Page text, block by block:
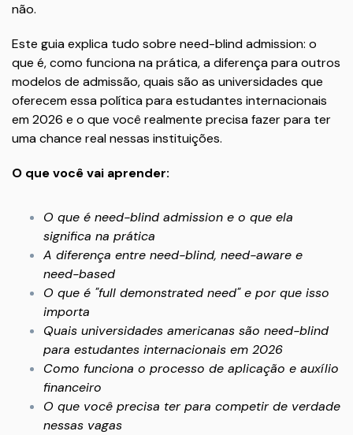
não.
Este guia explica tudo sobre need-blind admission: o
que é, como funciona na prática, a diferença para outros
modelos de admissão, quais são as universidades que
oferecem essa política para estudantes internacionais
em 2026 e o que você realmente precisa fazer para ter
uma chance real nessas instituições.
O que você vai aprender:
O que é need-blind admission e o que ela
significa na prática
A diferença entre need-blind, need-aware e
need-based
O que é "full demonstrated need" e por que isso
importa
Quais universidades americanas são need-blind
para estudantes internacionais em 2026
Como funciona o processo de aplicação e auxílio
financeiro
O que você precisa ter para competir de verdade
nessas vagas